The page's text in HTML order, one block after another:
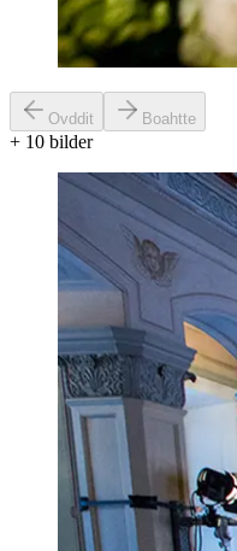
Ovddit Boahtte
+ 10 bilder